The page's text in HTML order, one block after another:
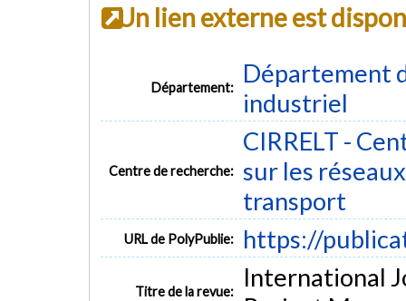
Un lien externe est
Département:
Département
industriel
Centre de recherche:
CIRRELT -
sur les
transport
URL de PolyPublie: https://
Titre de la revue:
International